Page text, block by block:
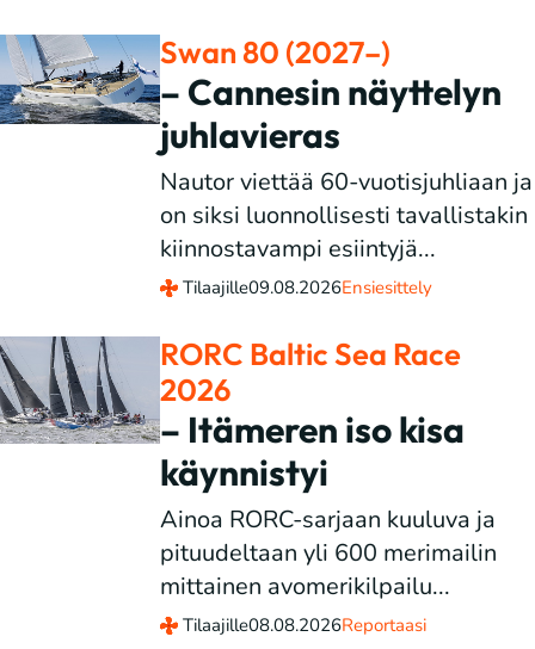
Swan 80 (2027–)
– Cannesin näyttelyn
juhlavieras
Nautor viettää 60-vuotisjuhliaan ja
on siksi luonnollisesti tavallistakin
kiinnostavampi esiintyjä...
Tilaajille09.08.2026Ensiesittely
RORC Baltic Sea Race
2026
– Itämeren iso kisa
käynnistyi
Ainoa RORC-sarjaan kuuluva ja
pituudeltaan yli 600 merimailin
mittainen avomerikilpailu...
Tilaajille08.08.2026Reportaasi